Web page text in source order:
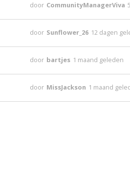
door CommunityManagerViva
door Sunflower_26 12 dagen
door bartjes 1 maand geleden
door MissJackson 1 maand